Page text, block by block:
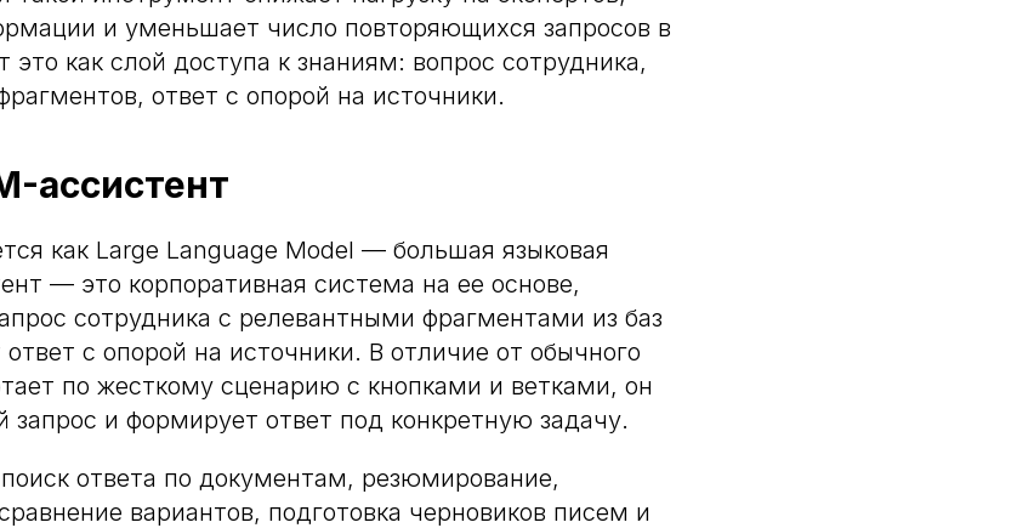
и уменьшает число повторяющихся запросов в
это как слой доступа к знаниям: вопрос сотрудника,
ответ с опорой на источники.
ассистент
как Large Language Model — большая языковая
— это корпоративная система на ее основе,
сотрудника с релевантными фрагментами из баз
с опорой на источники. В отличие от обычного
по жесткому сценарию с кнопками и ветками, он
запрос и формирует ответ под конкретную задачу.
ответа по документам, резюмирование,
вариантов, подготовка черновиков писем и